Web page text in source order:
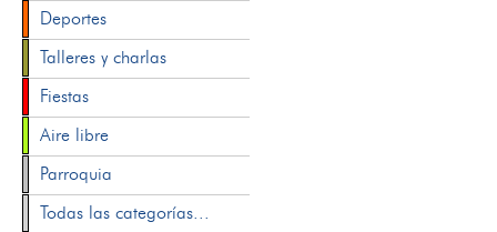
Deportes
Talleres y charlas
Fiestas
Aire libre
Parroquia
Todas las categorías...